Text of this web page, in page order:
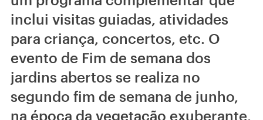
inclui visitas guiadas, atividades
para criança, concertos, etc. O
evento de Fim de semana dos
jardins abertos se realiza no
segundo fim de semana de junho,
na época da vegetação exuberante.